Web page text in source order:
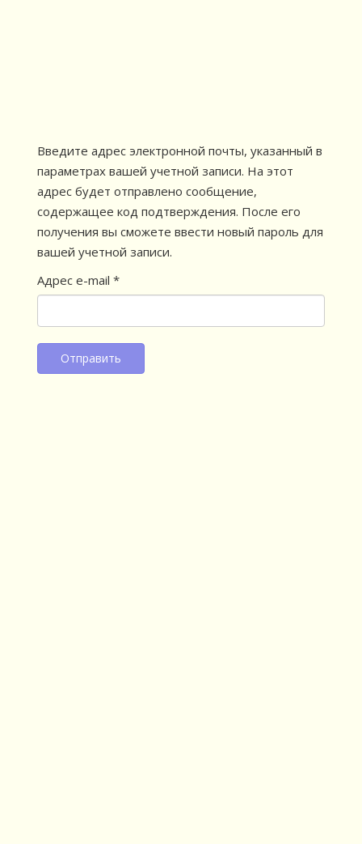
Введите адрес электронной почты, указанный в
параметрах вашей учетной записи. На этот
адрес будет отправлено сообщение,
содержащее код подтверждения. После его
получения вы сможете ввести новый пароль для
вашей учетной записи.
Адрес e-mail *
Отправить